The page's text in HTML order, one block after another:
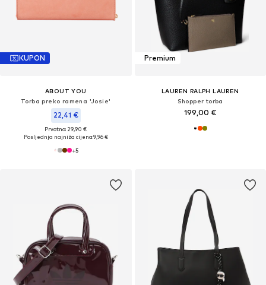
KUPON
ABOUT YOU
Torba preko ramena 'Josie'
22,41 €
Prvotno: 29,90 €
Posljednja najniža cijena:9,96 €
+5
Premium
LAUREN RALPH LAUREN
Shopper torba
199,00 €